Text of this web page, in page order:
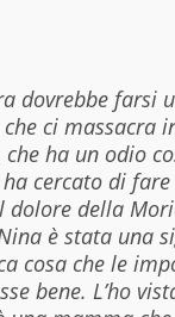
dovrebbe farsi
ci massacra
ha un odio
cercato di
dolore della
è stata una
cosa che le
bene. L’ho